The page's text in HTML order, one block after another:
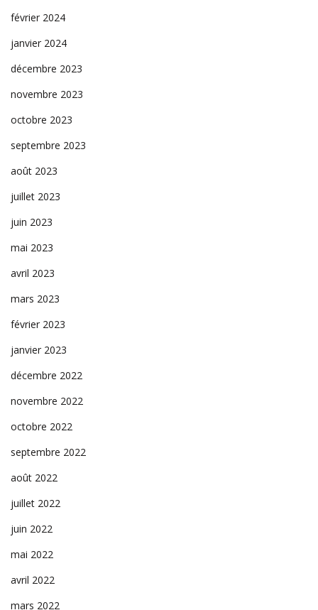
février 2024
janvier 2024
décembre 2023
novembre 2023
octobre 2023
septembre 2023
août 2023
juillet 2023
juin 2023
mai 2023
avril 2023
mars 2023
février 2023
janvier 2023
décembre 2022
novembre 2022
octobre 2022
septembre 2022
août 2022
juillet 2022
juin 2022
mai 2022
avril 2022
mars 2022